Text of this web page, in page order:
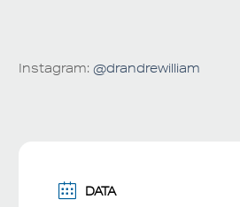
Instagram:@drandrewilliam
DATA